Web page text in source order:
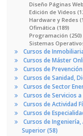
Diseño Páginas
Edición de Videos
Hardware y Redes
Ofimática (189)
Programación (250)
Sistemas
Cursos de
Cursos de Máster
Cursos de
Cursos de Sanidad,
Cursos de Sector
Cursos de Servicios
Cursos de Actividad
Cursos de
Cursos de
Superior (58)